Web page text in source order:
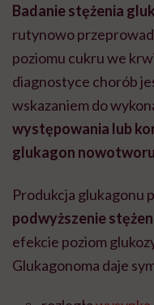
Badanie stężenia
rutynowo
poziomu cukru we
diagnostyce chorób
wskazaniem do
występowania lub
glukagon
Produkcja glukagonu
podwyższenie
efekcie poziom
Glukagonoma daje